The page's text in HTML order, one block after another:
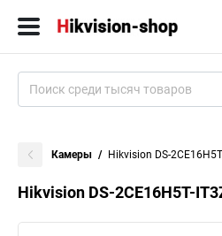
Камеры Hikvision DS-
Hikvision DS-2CE16H5T-